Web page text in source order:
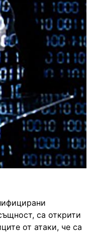
са открити
от атаки, че са